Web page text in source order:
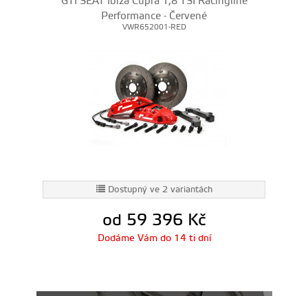
Performance - Červené
VWR652001-RED
Dostupný ve 2 variantách
od 59 396 Kč
Dodáme Vám do 14 ti dní